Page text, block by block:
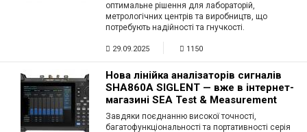
оптимальне рішення для лабораторій,
метрологічних центрів та виробництв, що
потребують надійності та гнучкості.
29.09.2025 1150
Нова лінійка аналізаторів сигналів
SHA860A SIGLENT — вже в інтернет-
магазині SEA Test & Measurement
Завдяки поєднанню високої точності,
багатофункціональності та портативності серія